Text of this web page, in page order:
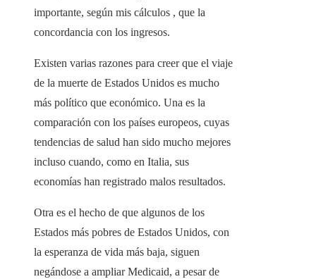
importante, según mis cálculos , que la
concordancia con los ingresos.
Existen varias razones para creer que el viaje
de la muerte de Estados Unidos es mucho
más político que económico. Una es la
comparación con los países europeos, cuyas
tendencias de salud han sido mucho mejores
incluso cuando, como en Italia, sus
economías han registrado malos resultados.
Otra es el hecho de que algunos de los
Estados más pobres de Estados Unidos, con
la esperanza de vida más baja, siguen
negándose a ampliar Medicaid, a pesar de